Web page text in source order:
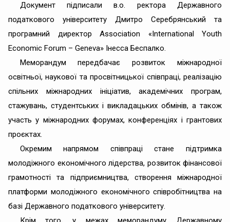
Документ підписали в.о. ректора Державного
податкового університету Дмитро Серебрянський та
програмний директор Association «International Youth
Economic Forum – Geneva» Інесса Беспалко.
Меморандум передбачає розвиток міжнародної
освітньої, наукової та просвітницької співпраці, реалізацію
спільних міжнародних ініціатив, академічних програм,
стажувань, студентських і викладацьких обмінів, а також
участь у міжнародних форумах, конференціях і грантових
проєктах.
Окремим напрямом співпраці стане підтримка
молодіжного економічного лідерства, розвиток фінансової
грамотності та підприємництва, створення міжнародної
платформи молодіжного економічного співробітництва на
базі Державного податкового університету.